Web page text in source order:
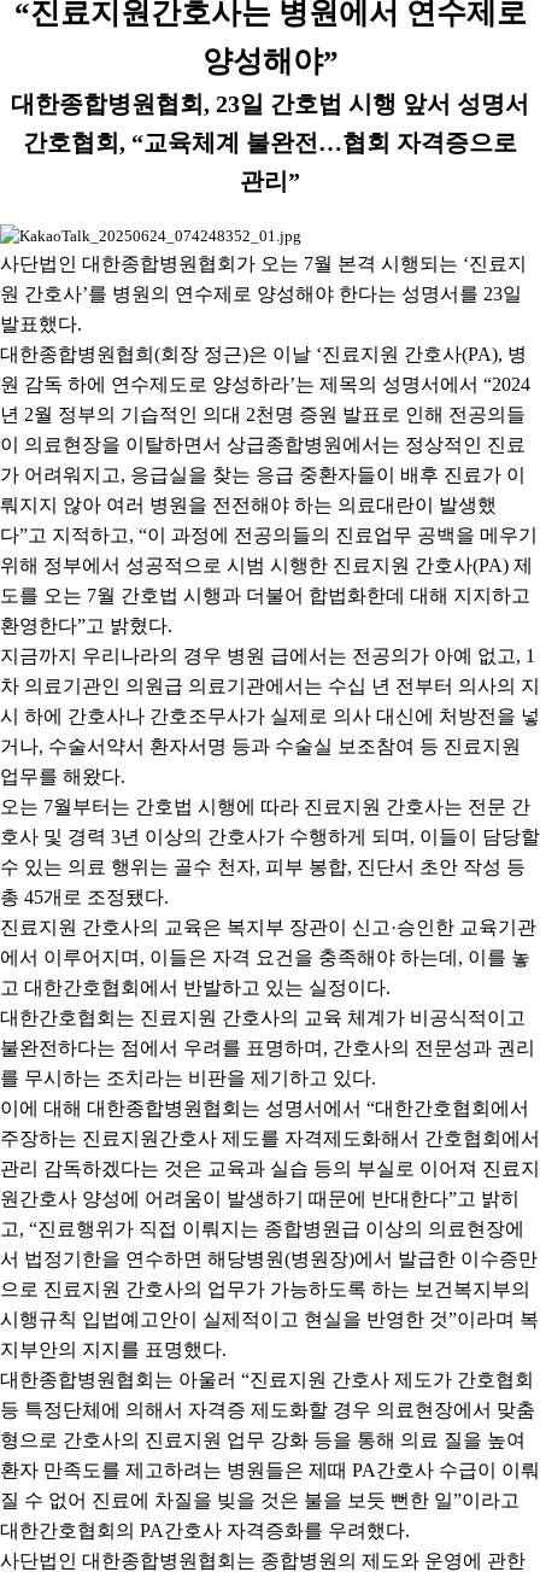
“진료지원간호사는 병원에서 연수제로
양성해야”
대한종합병원협회, 23일 간호법 시행 앞서 성명서
간호협회, “교육체계 불완전…협회 자격증으로
관리 ”
사단법인 대한종합병원협회가 오는 7월 본격 시행되는 ‘진료지
원 간호사’를 병원의 연수제로 양성해야 한다는 성명서를 23일
발표했다.
대한종합병원협희 (회장 정근)은 이날 ‘진료지원 간호사(PA), 병
원 감독 하에 연수제도로 양성하라’는 제목의 성명서에서 “2024
년 2월 정부의 기습적인 의대 2천명 증원 발표로 인해 전공의들
이 의료현장을 이탈하면서 상급종합병원에서는 정상적인 진료
가 어려워지고, 응급실을 찾는 응급 중환자들이 배후 진료가 이
뤄지지 않아 여러 병원을 전전해야 하는 의료대란이 발생했
다”고 지적하고, “이 과정에 전공의들의 진료업무 공백을 메우기
위해 정부에서 성공적으로 시범 시행한 진료지원 간호사(PA) 제
도를 오는 7월 간호법 시행과 더불어 합법화한데 대해 지지하고
환영한다”고 밝혔다.
지금까지 우리나라의 경우 병원 급에서는 전공의가 아예 없고, 1
차 의료기관인 의원급 의료기관에서는 수십 년 전부터 의사의 지
시 하에 간호사나 간호조무사가 실제로 의사 대신에 처방전을 넣
거나, 수술서약서 환자서명 등과 수술실 보조참여 등 진료지원
업무를 해왔다.
오는 7월부터는 간호법 시행에 따라 진료지원 간호사는 전문 간
호사 및 경력 3년 이상의 간호사가 수행하게 되며 , 이들이 담당할
수 있는 의료 행위는 골수 천자, 피부 봉합, 진단서 초안 작성 등
총 45개로 조정됐다.
진료지원 간호사의 교육은 복지부 장관이 신고·승인한 교육기관
에서 이루어지며 , 이들은 자격 요건을 충족해야 하는데 , 이를 놓
고 대한간호협회에서 반발하고 있는 실정이다.
대한간호협회는 진료지원 간호사의 교육 체계가 비공식적이고
불완전하다는 점에서 우려를 표명하며 , 간호사의 전문성과 권리
를 무시하는 조치라는 비판을 제기하고 있다.
이에 대해 대한종합병원협회는 성명서에서 “대한간호협회에서
주장하는 진료지원간호사 제도를 자격제도화해서 간호협회에서
관리 감독하겠다는 것은 교육과 실습 등의 부실로 이어져 진료지
원간호사 양성에 어려움이 발생하기 때문에 반대한다”고 밝히
고, “진료행위가 직접 이뤄지는 종합병원급 이상의 의료현장에
서 법정기한을 연수하면 해당병원(병원장)에서 발급한 이수증만
으로 진료지원 간호사의 업무가 가능하도록 하는 보건복지부의
시행규칙 입법예고안이 실제적이고 현실을 반영한 것”이라며 복
지부안의 지지를 표명했다.
대한종합병원협회는 아울러 “진료지원 간호사 제도가 간호협회
등 특정단체에 의해서 자격증 제도화할 경우 의료현장에서 맞춤
형으로 간호사의 진료지원 업무 강화 등을 통해 의료 질을 높여
환자 만족도를 제고하려는 병원들은 제때 PA간호사 수급이 이뤄
질 수 없어 진료에 차질을 빚을 것은 불을 보듯 뻔한 일”이라고
대한간호협회의 PA간호사 자격증화를 우려했다.
사단법인 대한종합병원협회는 종합병원의 제도와 운영에 관한